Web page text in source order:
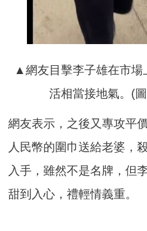
▲網友目擊李子雄在市場
活相當接地氣。(
網友表示，之後又專攻平
人民幣的圍巾送給老婆，
入手，雖然不是名牌，但
甜到入心，禮輕情義重。